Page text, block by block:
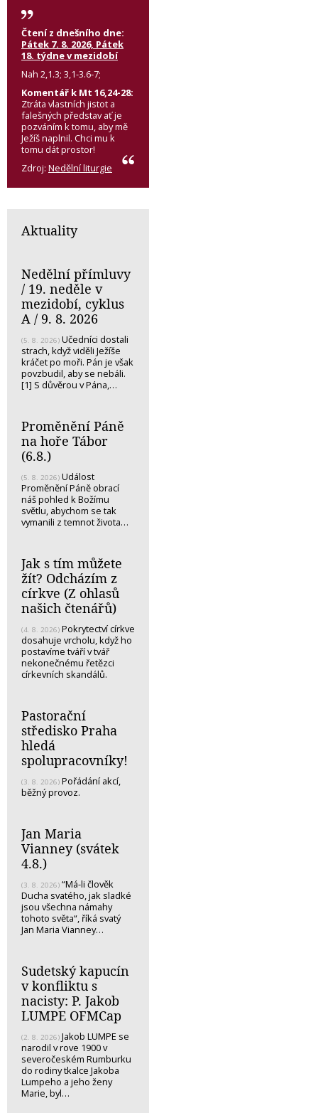
Čtení z dnešního dne:
Pátek 7. 8. 2026, Pátek
18. týdne v mezidobí
Nah 2,1.3; 3,1-3.6-7;
Komentář k Mt 16,24-28:
Ztráta vlastních jistot a
falešných představ ať je
pozváním k tomu, aby mě
Ježíš naplnil. Chci mu k
tomu dát prostor!
Zdroj: Nedělní liturgie
Aktuality
Nedělní přímluvy
/ 19. neděle v
mezidobí, cyklus
A / 9. 8. 2026
(5. 8. 2026) Učedníci dostali
strach, když viděli Ježíše
kráčet po moři. Pán je však
povzbudil, aby se nebáli.
[1] S důvěrou v Pána,…
Proměnění Páně
na hoře Tábor
(6.8.)
(5. 8. 2026) Událost
Proměnění Páně obrací
náš pohled k Božímu
světlu, abychom se tak
vymanili z temnot života…
Jak s tím můžete
žít? Odcházím z
církve (Z ohlasů
našich čtenářů)
(4. 8. 2026) Pokrytectví církve
dosahuje vrcholu, když ho
postavíme tváří v tvář
nekonečnému řetězci
církevních skandálů.
Pastorační
středisko Praha
hledá
spolupracovníky!
(3. 8. 2026) Pořádání akcí,
běžný provoz.
Jan Maria
Vianney (svátek
4.8.)
(3. 8. 2026) “Má-li člověk
Ducha svatého, jak sladké
jsou všechna námahy
tohoto světa“, říká svatý
Jan Maria Vianney…
Sudetský kapucín
v konfliktu s
nacisty: P. Jakob
LUMPE OFMCap
(2. 8. 2026) Jakob LUMPE se
narodil v rove 1900 v
severočeském Rumburku
do rodiny tkalce Jakoba
Lumpeho a jeho ženy
Marie, byl…